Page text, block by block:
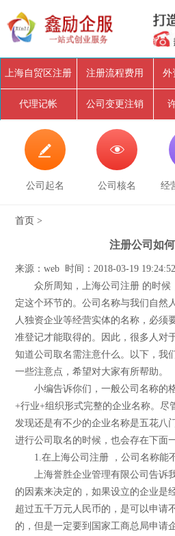
上海自贸区注册 注册流程费用 外
代理记帐 公司变更注销

公司起名

公司核名 经
首页 >
注册公司如
来源：web 时间：2018-03-19 19:24:52
众所周知，上海公司注册 的时候
定这个环节的。公司名称与我们自然
人独资企业等经营实体的名称，必须
准登记才能取得的。因此，很多人对
知道公司取名需注意什么。以下，我
一些注意点，希望对大家有所帮助。
小编告诉你们，一般公司名称的
+行业+组织形式完整的企业名称。尽
发现还是有不少的企业名称是五花八
进行公司取名的时候，也会存在下面
1.在上海公司注册 ，公司名称能不
上海誉胜企业管理有限公司告诉
的因素来决定的，如果设立的企业是
超过五千万元人民币的，是可以申请
的，但是一定要到国家工商总局申请